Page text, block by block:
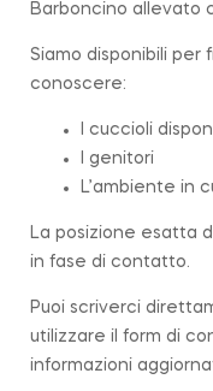
Barboncino allevato
Siamo disponibili per
conoscere:
I cuccioli
I genitori
L’ambiente in
La posizione esatta
in fase di contatto.
Puoi scriverci
utilizzare il form di
informazioni